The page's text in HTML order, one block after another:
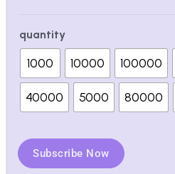
quantity
1000 10000 100000
40000 5000 80000
Subscribe Now